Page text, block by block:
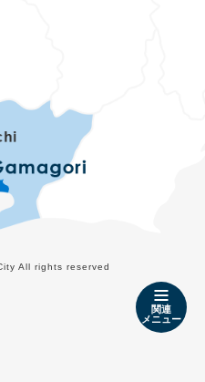
関連
メニュー
All rights reserved